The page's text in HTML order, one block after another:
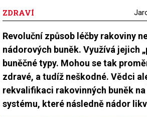
ZDRAVÍ
Revoluční způsob léčby rakoviny
nádorových buněk. Využívá jejich
buněčné typy. Mohou se tak
zdravé, a tudíž neškodné. Vědci
rekvalifikaci rakovinných buněk
systému, které následně nádor